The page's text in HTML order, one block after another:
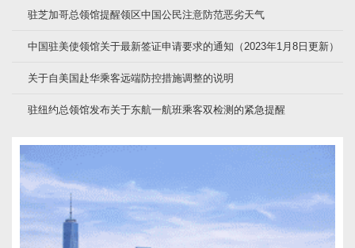
驻芝加哥总领馆提醒领区中国公民注意防范恶劣天气
中国驻美使领馆关于最新签证申请要求的通知（2023年1月8日更新）
关于自美国赴华乘客远端防控措施调整的说明
驻纽约总领馆发布关于东航一航班乘客双检测的紧急提醒